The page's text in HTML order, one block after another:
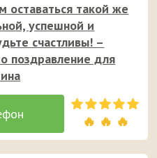
оставаться такой же
успешной и
счастливы! –
поздравление для
🔥 🔥 🔥